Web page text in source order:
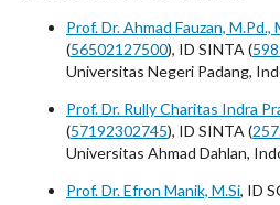
Prof. Dr. Ahmad Fauzan, M.Pd.,
(56502127500), ID SINTA (
Universitas Negeri Padang,
Prof. Dr. Rully Charitas Indra
(57192302745), ID SINTA (
Universitas Ahmad Dahlan,
Prof. Dr. Efron Manik, M.Si, ID